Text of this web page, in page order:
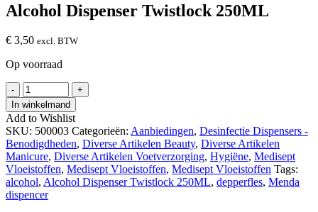
Alcohol Dispenser Twistlock 250ML
€ 3,50 excl. BTW
Op voorraad
-
Alcohol
Dispenser
Twistlock
250ML
hoeveelheid
+
In winkelmand
Add to Wishlist
SKU: 500003 Categorieën: Aanbiedingen, Desinfectie Dispensers -
Benodigdheden, Diverse Artikelen Beauty, Diverse Artikelen
Manicure, Diverse Artikelen Voetverzorging, Hygiëne, Medisept
Vloeistoffen, Medisept Vloeistoffen, Medisept Vloeistoffen Tags:
alcohol, Alcohol Dispenser Twistlock 250ML, depperfles, Menda
dispencer